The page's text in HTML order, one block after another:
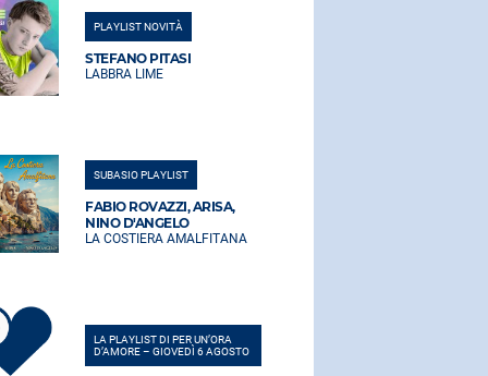
PLAYLIST NOVITÀ
STEFANO PITASI
LABBRA LIME
SUBASIO PLAYLIST
FABIO ROVAZZI, ARISA,
NINO D'ANGELO
LA COSTIERA AMALFITANA
LA PLAYLIST DI PER UN’ORA
D’AMORE – GIOVEDÌ 6 AGOSTO